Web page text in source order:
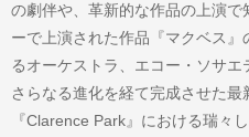
の劇伴や、革新的な作品の上演
ーで上演された作品『マクベス
るオーケストラ、エコー・ソサエ
さらなる進化を経て完成させた
『Clarence Park』における瑞々